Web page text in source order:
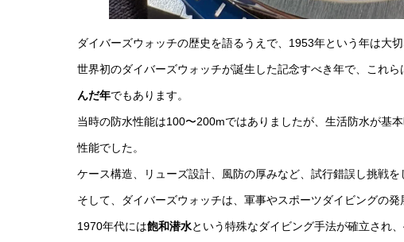
ダイバーズウォッチの歴史を語るうえで、1953年という年は大切
世界初のダイバーズウォッチが誕生した記念すべき年で、これら
んだ年でもあります。
当時の防水性能は100〜200mではありましたが、生活防水が基
性能でした。
ケース構造、リューズ設計、風防の厚みなど、試行錯誤し挑戦を
そして、ダイバーズウォッチは、軍事やスポーツダイビングの発
1970年代には飽和潜水という特殊なダイビング手法が確立され、